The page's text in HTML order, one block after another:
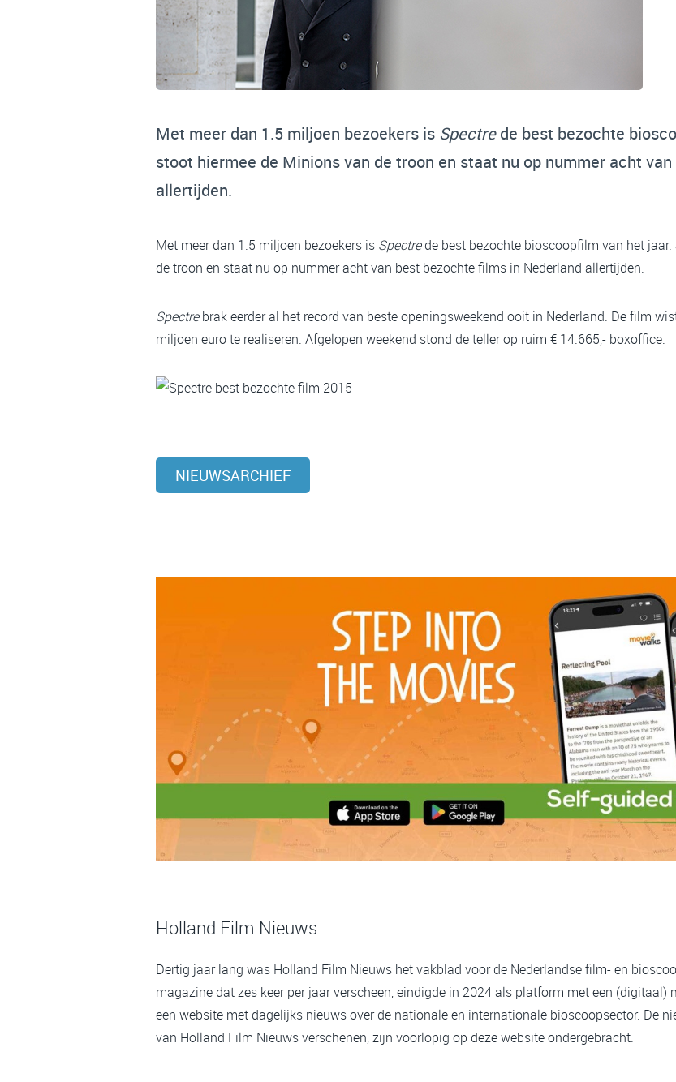
Met meer dan 1.5 miljoen bezoekers is Spectrede best bezochte
stoot hiermee de Minions van de troon en staat nu op nummer acht
allertijden.
Met meer dan 1.5 miljoen bezoekers is Spectrede best bezochte bioscoopfilm van het
de troon en staat nu op nummer acht van best bezochte films in Nederland allertijden.
Spectrebrak eerder al het record van beste openingsweekend ooit in Nederland. De film
miljoen euro te realiseren. Afgelopen weekend stond de teller op ruim € 14.665,- boxoffice.
NIEUWSARCHIEF
Holland Film Nieuws
Dertig jaar lang was Holland Film Nieuws het vakblad voor de Nederlandse film- en
magazine dat zes keer per jaar verscheen, eindigde in 2024 als platform met een (digitaal)
een website met dagelijks nieuws over de nationale en internationale bioscoopsector. De
van Holland Film Nieuws verschenen, zijn voorlopig op deze website ondergebracht.